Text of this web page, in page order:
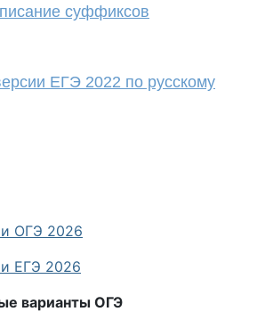
суффиксов
ЕГЭ 2022 по русскому
ОГЭ 2026
ЕГЭ 2026
варианты ОГЭ